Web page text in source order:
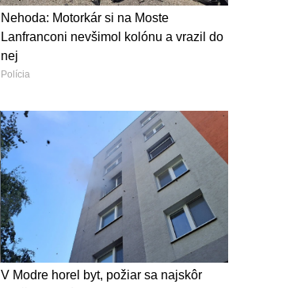
Nehoda: Motorkár si na Moste
Lanfranconi nevšimol kolónu a vrazil do
nej
Polícia
V Modre horel byt, požiar sa najskôr